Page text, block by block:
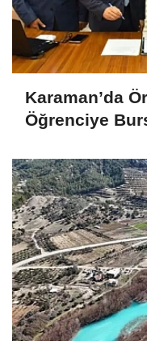
Karaman’da
Öğrenciye